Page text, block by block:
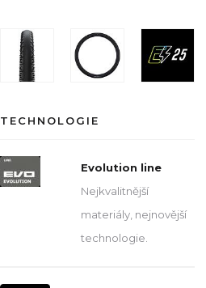
TECHNOLOGIE
Evolution line
Nejkvalitnější
materiály, nejnovější
technologie.